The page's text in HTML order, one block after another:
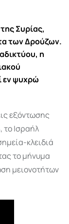
Συρίας,
των Δρούζων.
η
εν ψυχρώ
εξόντωσης
το Ισραήλ
κλειδιά
το μήνυμα
μειονοτήτων